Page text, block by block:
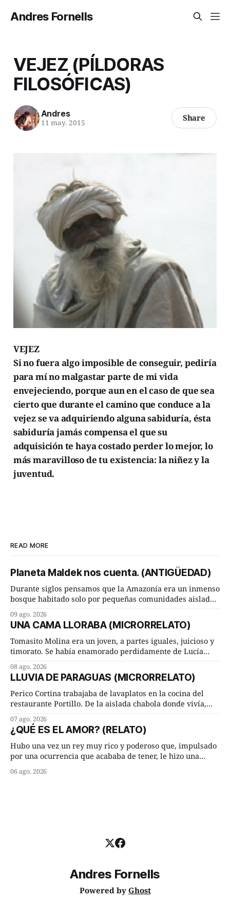
Andres Fornells
VEJEZ (PÍLDORAS
FILOSÓFICAS)
Andres
11 may. 2015 Share
VEJEZ
Si no fuera algo imposible de conseguir, pediría
para mí no malgastar parte de mi vida
envejeciendo, porque aun en el caso de que sea
cierto que durante el camino que conduce a la
vejez se va adquiriendo alguna sabiduría, ésta
sabiduría jamás compensa el que su
adquisición te haya costado perder lo mejor, lo
más maravilloso de tu existencia: la niñez y la
juventud.
READ MORE
Planeta Maldek nos cuenta. (ANTIGÜEDAD)
Durante siglos pensamos que la Amazonía era un inmenso
bosque habitado solo por pequeñas comunidades aisladas.
incompleta. Un equipo internacional de arqueólogos,
liderado por el investigador finlandés Martti Pärssinen,
de la Universidad de Helsinki, junto con especialistas de
Brasil y
09 ago. 2026
UNA CAMA LLORABA (MICRORRELATO)
Tomasito Molina era un joven, a partes iguales, juicioso y
timorato. Se había enamorado perdidamente de Lucía
ambos les iba de maravilla. Pero mantenían absoluta
discrepancia en un deseo ineluctable por parte de ella.
Lucía Arriate quería que ellos
08 ago. 2026
LLUVIA DE PARAGUAS (MICRORRELATO)
Perico Cortina trabajaba de lavaplatos en la cocina del
restaurante Portillo. De la aislada chabola donde vivía,
cuarto de hora andando a buen paso. Cierta noche,
terminada su jornada laboral caminaba él hacía su mísera
morada cundo comenzó a llover
07 ago. 2026
¿QUÉ ES EL AMOR? (RELATO)
Hubo una vez un rey muy rico y poderoso que, impulsado
por una ocurrencia que acababa de tener, le hizo una
Dime, hombre sabio, ¿qué es el amor según tú? Su
06 ago. 2026
Andres Fornells
Powered by Ghost